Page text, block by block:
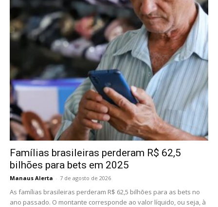
Famílias brasileiras perderam R$ 62,5
bilhões para bets em 2025
Manaus Alerta - 7 de agosto de 2026
As famílias brasileiras perderam R$ 62,5 bilhões para as bets no
ano passado. O montante corresponde ao valor líquido, ou seja, à